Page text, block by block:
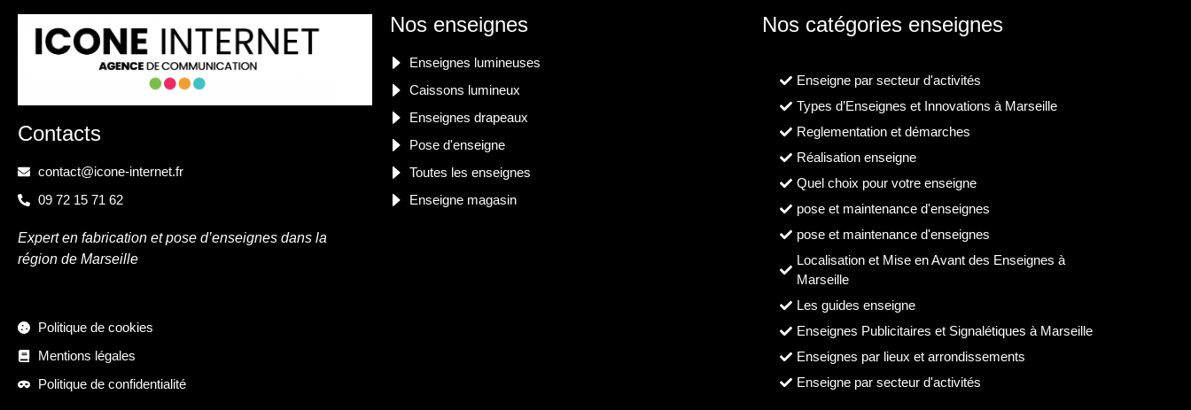
Contacts
contact@icone-internet.fr
09 72 15 71 62
Expert en fabrication et pose d’enseignes dans la
région de Marseille
Politique de cookies
Mentions légales
Politique de confidentialité
Nos enseignes
Enseignes lumineuses
Caissons lumineux
Enseignes drapeaux
Pose d'enseigne
Toutes les enseignes
Enseigne magasin
Nos catégories enseignes
Enseigne par secteur d'activités
Types d’Enseignes et Innovations à Marseille
Reglementation et démarches
Réalisation enseigne
Quel choix pour votre enseigne
pose et maintenance d'enseignes
pose et maintenance d'enseignes
Localisation et Mise en Avant des Enseignes à
Marseille
Les guides enseigne
Enseignes Publicitaires et Signalétiques à Marseille
Enseignes par lieux et arrondissements
Enseigne par secteur d'activités